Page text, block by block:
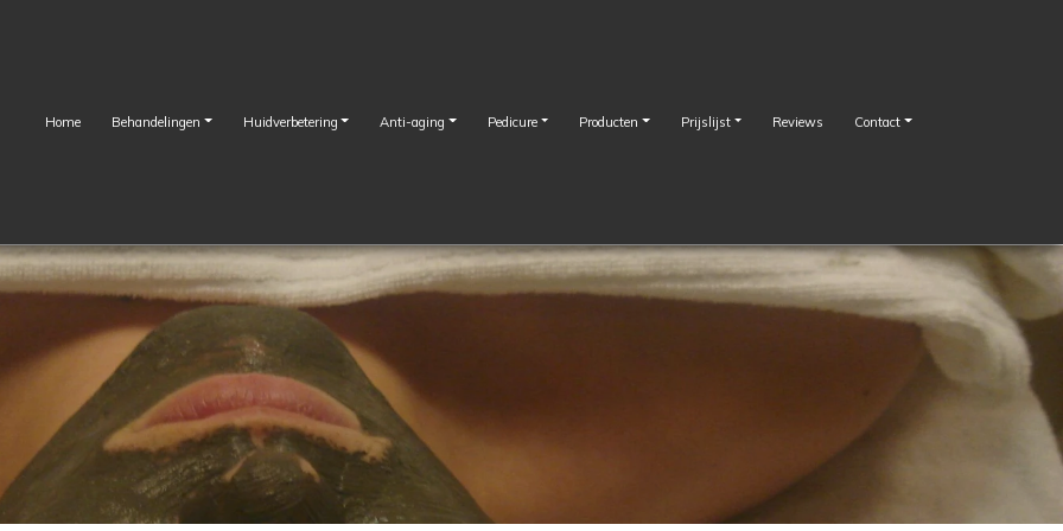
Home Behandelingen Huidverbetering Anti-aging Pedicure Producten Prijslijst Reviews Contact